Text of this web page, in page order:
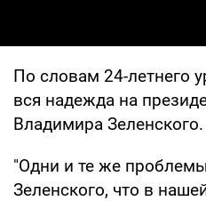
По словам 24-летнего
вся надежда на
Владимира Зеленского.
"Одни и те же
Зеленского, что в